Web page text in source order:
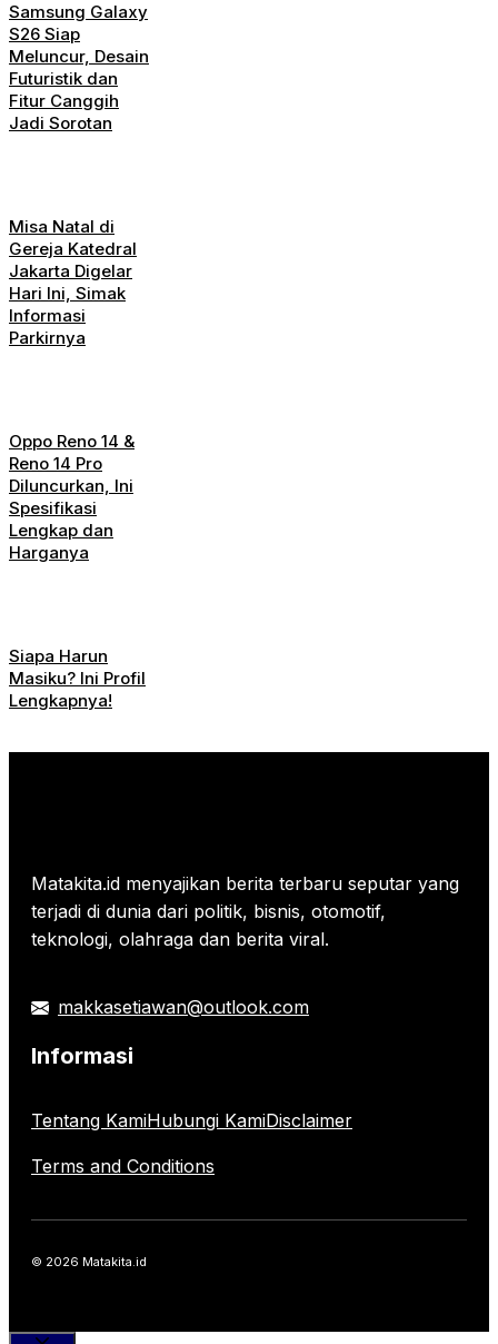
Samsung Galaxy
S26 Siap
Meluncur, Desain
Futuristik dan
Fitur Canggih
Jadi Sorotan
Misa Natal di
Gereja Katedral
Jakarta Digelar
Hari Ini, Simak
Informasi
Parkirnya
Oppo Reno 14 &
Reno 14 Pro
Diluncurkan, Ini
Spesifikasi
Lengkap dan
Harganya
Siapa Harun
Masiku? Ini Profil
Lengkapnya!
Matakita.id menyajikan berita terbaru seputar yang
terjadi di dunia dari politik, bisnis, otomotif,
teknologi, olahraga dan berita viral.
makkasetiawan@outlook.com
Informasi
Tentang KamiHubungi KamiDisclaimer
Terms and Conditions
© 2026 Matakita.id